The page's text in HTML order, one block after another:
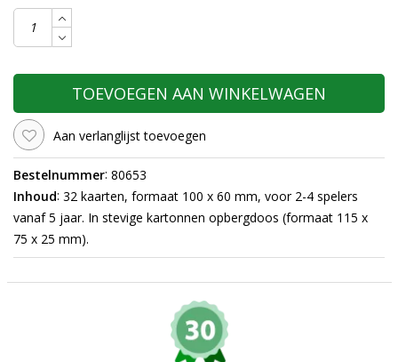
TOEVOEGEN AAN WINKELWAGEN
Aan verlanglijst toevoegen
Bestelnummer: 80653
Inhoud: 32 kaarten, formaat 100 x 60 mm, voor 2-4 spelers
vanaf 5 jaar. In stevige kartonnen opbergdoos (formaat 115 x
75 x 25 mm).